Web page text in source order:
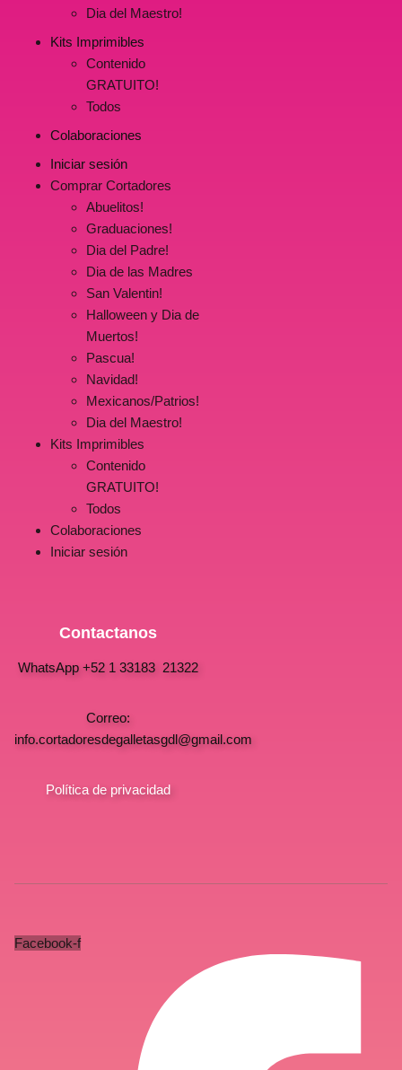
Dia del Maestro!
Kits Imprimibles
Contenido
GRATUITO!
Todos
Colaboraciones
Iniciar sesión
Comprar Cortadores
Abuelitos!
Graduaciones!
Dia del Padre!
Dia de las Madres
San Valentin!
Halloween y Dia de
Muertos!
Pascua!
Navidad!
Mexicanos/Patrios!
Dia del Maestro!
Kits Imprimibles
Contenido
GRATUITO!
Todos
Colaboraciones
Iniciar sesión
Contactanos
WhatsApp +52 1 33183 21322
Correo:
info.cortadoresdegalletasgdl@gmail.com
Política de privacidad
Facebook-f